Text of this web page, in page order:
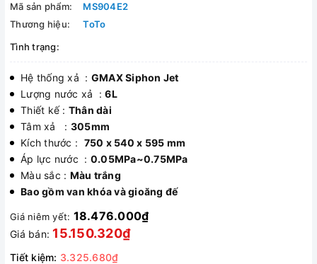
Mã sản phẩm:
MS904E2
Thương hiệu:
ToTo
Tình trạng:
Hệ thống xả : GMAX Siphon Jet
Lượng nước xả :6L
Thiết kế : Thân dài
Tâm xả : 305mm
Kích thước : 750 x 540 x 595 mm
Áp lực nước : 0.05MPa~0.75MPa
Màu sắc : Màu trắng
Bao gồm van khóa và gioăng đế
Giá niêm yết: 18.476.000₫
Giá bán: 15.150.320₫
Tiết kiệm: 3.325.680₫